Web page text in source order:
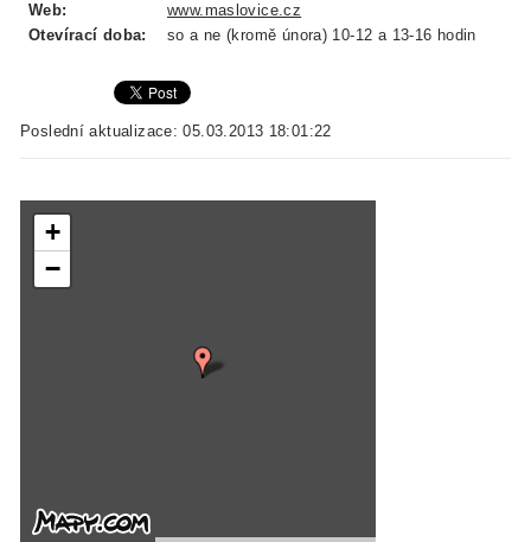
Web:
www.maslovice.cz
Otevírací doba:
so a ne (kromě února) 10-12 a 13-16 hodin
Poslední aktualizace: 05.03.2013 18:01:22
+
−